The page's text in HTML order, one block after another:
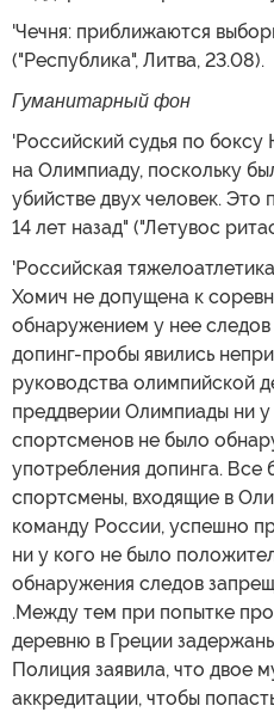
'Чечня: приближаются
("Республика", Литва, 23.08).
Гуманитарный фон
'Российский судья по
на Олимпиаду, поскольку
убийстве двух человек.
14 лет назад" ("Летувос
'Российская
Хомич не допущена к
обнаружением у нее следов
допинг-пробы явились
руководства олимпийской
преддверии Олимпиады ни у
спортсменов не было
употребления допинга. Все
спортсмены, входящие в
команду России, успешно
ни у кого не было
обнаружения следов
.Между тем при попытке
деревню в Греции
Полиция заявила, что двое
аккредитации, чтобы